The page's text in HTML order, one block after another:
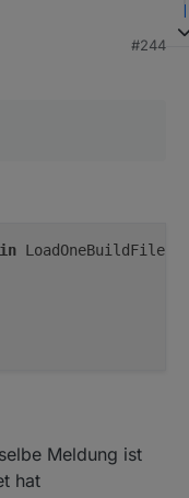
#244
in LoadOneBuildFile
Meldung ist
hat